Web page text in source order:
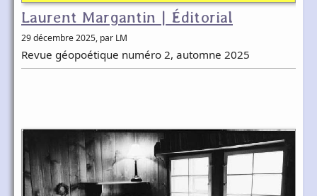
Laurent Margantin | Éditorial
29 décembre 2025, par LM
Revue géopoétique numéro 2, automne 2025